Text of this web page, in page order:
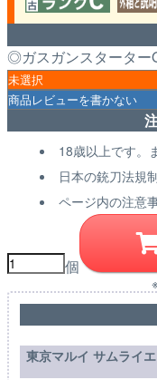
◎ガスガンスターター
18歳以上です。
日本の銃刀法規
ページ内の注意
個
東京マルイ サムライ